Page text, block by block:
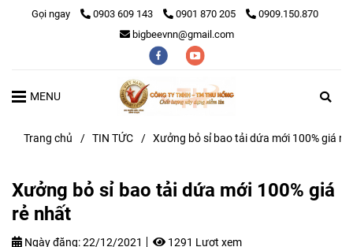
Gọi ngay 0903 609 143 0901 870 205
0909.150.870
bigbeevnn@gmail.com
MENU
Trang chủ / TIN TỨC / Xưởng bỏ sỉ bao tải dứa mới 100% giá rẻ
Xưởng bỏ sỉ bao tải dứa mới 100% giá
rẻ nhất
Ngày đăng:22/12/2021
1291 Lượt xem